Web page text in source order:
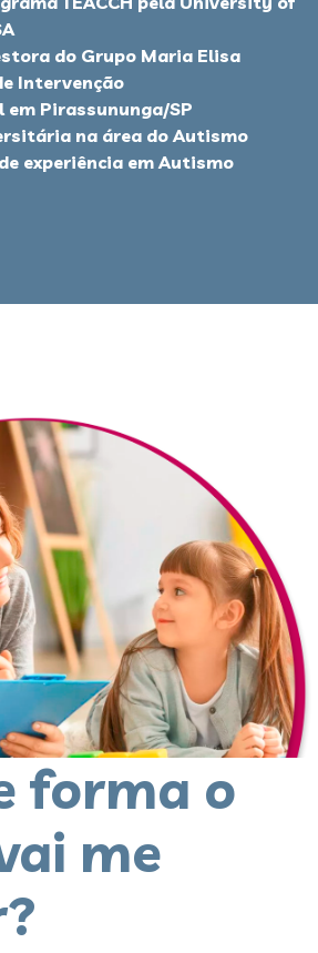
do Grupo Maria Elisa
Intervenção
Pirassununga/SP
na área do Autismo
experiência em Autismo
forma o
me